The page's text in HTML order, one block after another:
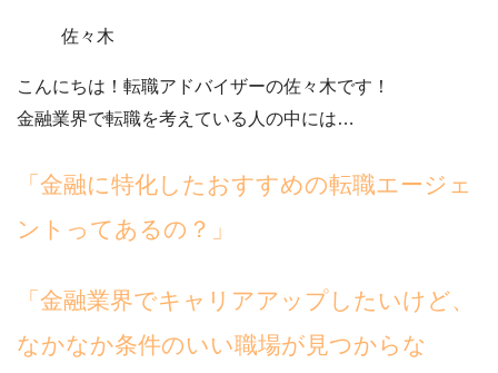
佐々木
こんにちは！転職アドバイザーの佐々木です！
金融業界で転職を考えている人の中には…
「金融に特化したおすすめの転職エージェ
ントってあるの？」
「金融業界でキャリアアップしたいけど、
なかなか条件のいい職場が見つからな